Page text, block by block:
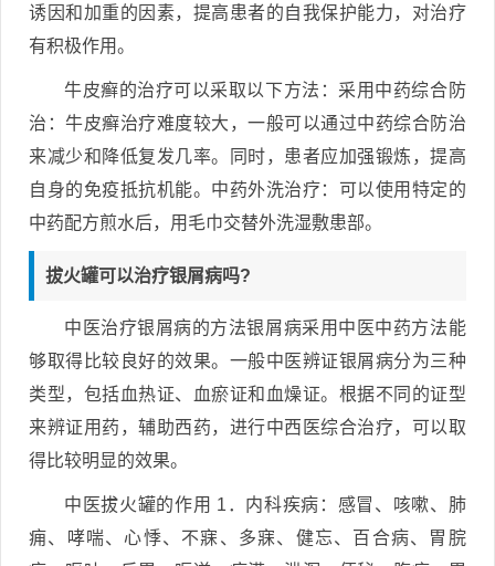
诱因和加重的因素，提高患者的自我保护能力，对治疗
有积极作用。
牛皮癣的治疗可以采取以下方法：采用中药综合防
治：牛皮癣治疗难度较大，一般可以通过中药综合防治
来减少和降低复发几率。同时，患者应加强锻炼，提高
自身的免疫抵抗机能。中药外洗治疗：可以使用特定的
中药配方煎水后，用毛巾交替外洗湿敷患部。
拔火罐可以治疗银屑病吗?
中医治疗银屑病的方法银屑病采用中医中药方法能
够取得比较良好的效果。一般中医辨证银屑病分为三种
类型，包括血热证、血瘀证和血燥证。根据不同的证型
来辨证用药，辅助西药，进行中西医综合治疗，可以取
得比较明显的效果。
中医拔火罐的作用 1．内科疾病：感冒、咳嗽、肺
痈、哮喘、心悸、不寐、多寐、健忘、百合病、胃脘